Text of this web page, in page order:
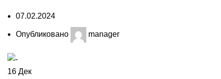
07.02.2024
Опубликовано manager
16 Дек